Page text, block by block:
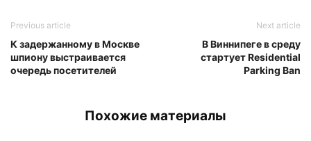
Previous article
К задержанному в Москве
шпиону выстраивается
очередь посетителей
Next article
В Виннипеге в среду
стартует Residential
Parking Ban
Похожие материалы